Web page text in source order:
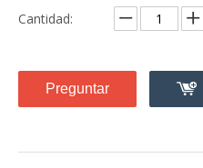
Cantidad:
Preguntar